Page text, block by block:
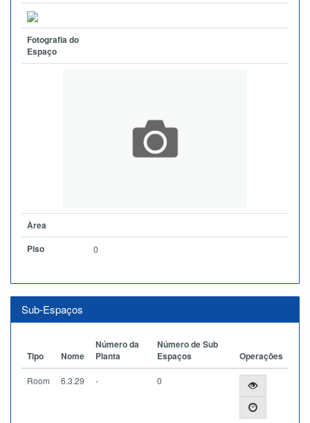
Fotografia do
Espaço
Àrea
Piso
0
Sub-Espaços
Tipo Nome
Número da
Planta
Número de Sub
Espaços
Operações
Room 6.3.29 - 0